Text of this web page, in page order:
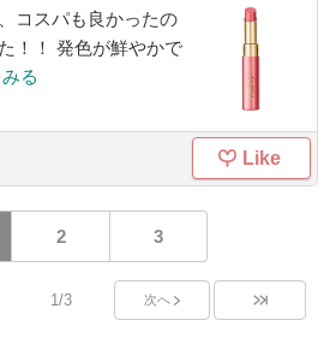
コスパも良かったの
！！ 発色が鮮やかで
る
Like
2 3
1/3 次へ